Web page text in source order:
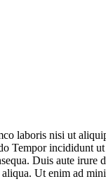
laboris nisi ut
Tempor incididunt
Duis aute irure
Ut enim ad